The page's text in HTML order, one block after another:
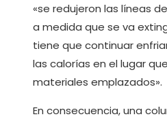
«se redujeron las líneas
a medida que se va
tiene que continuar
las calorías en el lugar
materiales emplazados».
En consecuencia, una